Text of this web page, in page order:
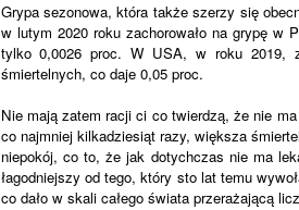
Grypa sezonowa, która także szerzy się
w lutym 2020 roku zachorowało na grypę w
tylko 0,0026 proc. W USA, w roku 2019,
śmiertelnych, co daje 0,05 proc.
Nie mają zatem racji ci co twierdzą, że nie
co najmniej kilkadziesiąt razy, większa
niepokój, co to, że jak dotychczas nie ma
łagodniejszy od tego, który sto lat temu
co dało w skali całego świata przerażającą